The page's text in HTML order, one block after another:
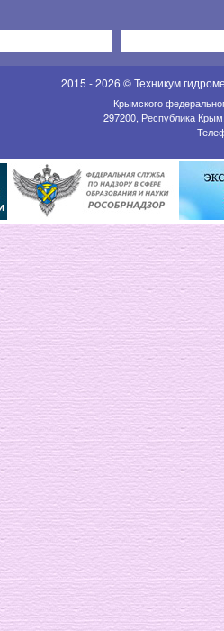
2015 - 2026 © Техникум
Крымского
297200, Республика